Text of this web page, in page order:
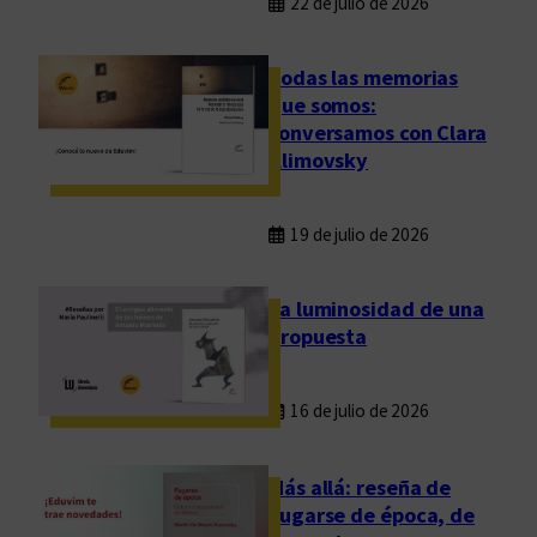
Todas las memorias
que somos:
conversamos con Clara
Klimovsky
19 de julio de 2026
La luminosidad de una
propuesta
16 de julio de 2026
Más allá: reseña de
Fugarse de época, de